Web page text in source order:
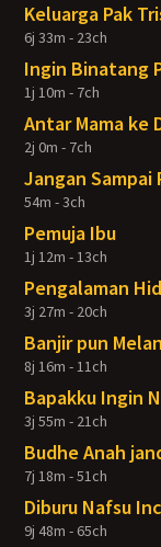
Keluarga Pak
6j 33m - 23ch
Ingin Binatang
1j 10m - 7ch
Antar Mama ke
2j 0m - 7ch
Jangan Sampai
54m - 3ch
Pemuja Ibu
1j 12m - 13ch
Pengalaman
3j 27m - 20ch
Banjir pun
8j 16m - 11ch
Bapakku Ingin
3j 55m - 21ch
Budhe Anah
7j 18m - 51ch
Diburu Nafsu
9j 48m - 65ch